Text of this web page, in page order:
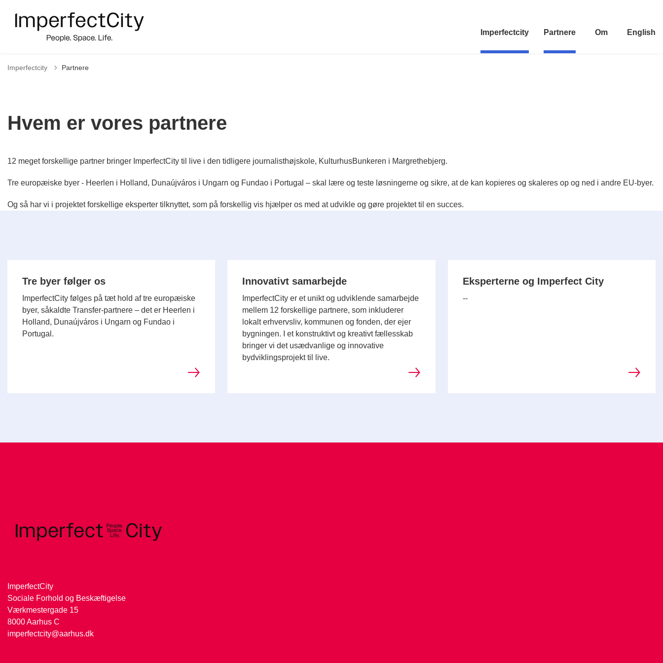
Imperfectcity Partnere Om English
Imperfectcity Partnere
Hvem er vores partnere
12 meget forskellige partner bringer ImperfectCity til live i den tidligere journalisthøjskole, KulturhusBunkeren i Margrethebjerg.
Tre europæiske byer - Heerlen i Holland, Dunaújváros i Ungarn og Fundao i Portugal – skal lære og teste løsningerne og sikre, at de kan kopieres og skaleres op og ned i andre EU-byer.
Og så har vi i projektet forskellige eksperter tilknyttet, som på forskellig vis hjælper os med at udvikle og gøre projektet til en succes.
Tre byer følger os
ImperfectCity følges på tæt hold af tre europæiske
byer, såkaldte Transfer-partnere – det er Heerlen i
Holland, Dunaújváros i Ungarn og Fundao i
Portugal.
Innovativt samarbejde
ImperfectCity er et unikt og udviklende samarbejde
mellem 12 forskellige partnere, som inkluderer
lokalt erhvervsliv, kommunen og fonden, der ejer
bygningen. I et konstruktivt og kreativt fællesskab
bringer vi det usædvanlige og innovative
bydviklingsprojekt til live.
Eksperterne og Imperfect City
--
ImperfectCity
Sociale Forhold og Beskæftigelse
Værkmestergade 15
8000 Aarhus C
imperfectcity@aarhus.dk